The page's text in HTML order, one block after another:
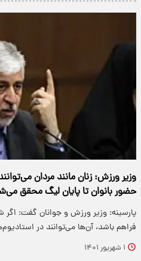
وزیر ورزش: زنان مانند مردان
حضور بانوان تا پایان لیگ محقق
پارسینه: وزیر ورزش و جوانان گفت: اگر
فراهم باشد، آن‌ها می‌توانند در
۱ شهریور ۱۴۰۱